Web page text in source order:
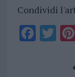
Condividi
F T